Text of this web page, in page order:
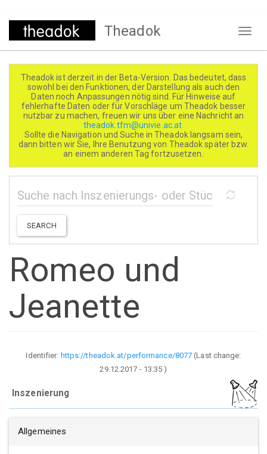
Direkt
Theadok
Theadok ist derzeit in der Beta-Version. Das bedeutet, dass
sowohl bei den Funktionen, der Darstellung als auch den
Daten noch Anpassungen nötig sind. Für Hinweise auf
fehlerhafte Daten oder für Vorschläge um Theadok besser
nutzbar zu machen, freuen wir uns über eine Nachricht an
theadok.tfm@univie.ac.at
Sollte die Navigation und Suche in Theadok langsam sein,
dann bitten wir Sie, Ihre Benutzung von Theadok später bzw.
an einem anderen Tag fortzusetzen.
SEARCH
Romeo und
Jeanette
Identifier: https://theadok.at/performance/8077 (Last change:
29.12.2017 - 13:35 )
Inszenierung
Allgemeines